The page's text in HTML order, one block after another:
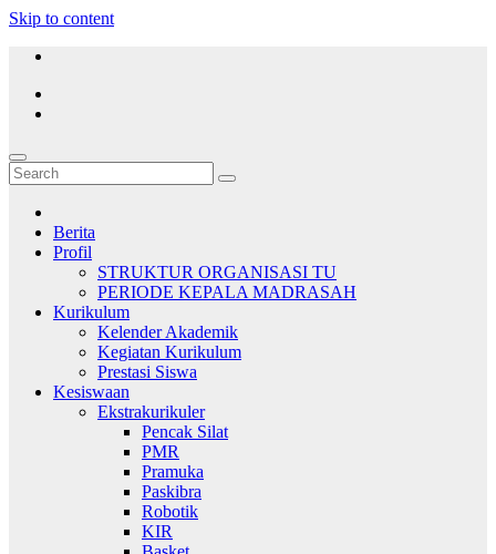
Skip to content
Berita
Profil
STRUKTUR ORGANISASI TU
PERIODE KEPALA MADRASAH
Kurikulum
Kelender Akademik
Kegiatan Kurikulum
Prestasi Siswa
Kesiswaan
Ekstrakurikuler
Pencak Silat
PMR
Pramuka
Paskibra
Robotik
KIR